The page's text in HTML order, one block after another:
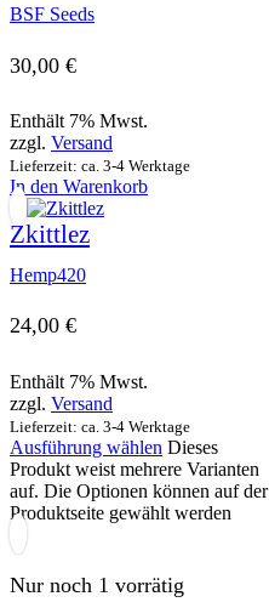
BSF Seeds
30,00 €
Enthält 7% Mwst.
zzgl. Versand
Lieferzeit: ca. 3-4 Werktage
In den Warenkorb
Zkittlez
Hemp420
24,00 €
Enthält 7% Mwst.
zzgl. Versand
Lieferzeit: ca. 3-4 Werktage
Ausführung wählen Dieses
Produkt weist mehrere Varianten
auf. Die Optionen können auf der
Produktseite gewählt werden
Nur noch 1 vorrätig